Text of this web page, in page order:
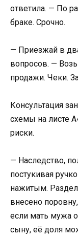
ответила. — По
браке. Срочно.
— Приезжай в
вопросов. —
продажи. Чеки.
Консультация
схемы на листе
риски.
— Наследство,
постукивая
нажитым.
внесено
если мать мужа
сыну, её доля